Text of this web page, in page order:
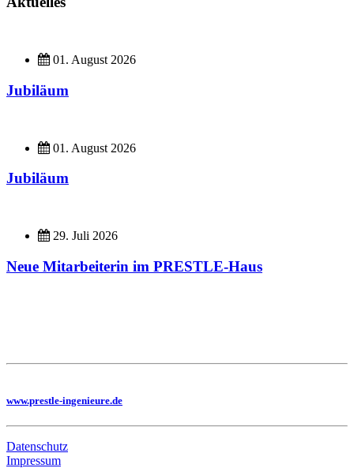
01. August 2026
Jubiläum
01. August 2026
Jubiläum
29. Juli 2026
Neue Mitarbeiterin im PRESTLE-Haus
www.prestle-ingenieure.de
Datenschutz
Impressum